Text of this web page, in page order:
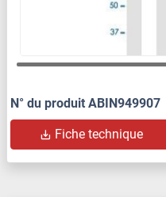
N° du produit ABIN949907
Fiche technique